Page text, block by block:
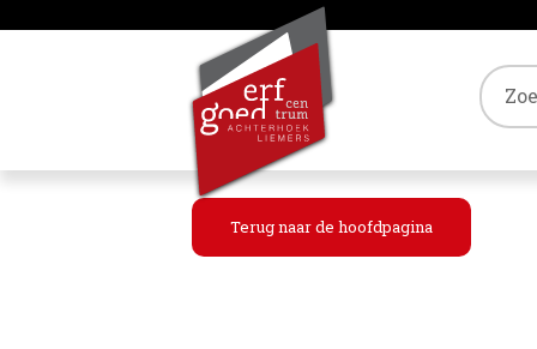
Terug naar de hoofdpagina